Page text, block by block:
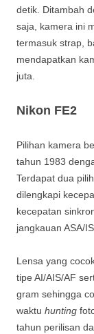
detik. Ditambah
saja, kamera ini
termasuk strap,
mendapatkan
juta.
Nikon FE2
Pilihan kamera
tahun 1983
Terdapat dua
dilengkapi
kecepatan
jangkauan ASA/
Lensa yang
tipe AI/AIS/AF
gram sehingga
waktu hunting
tahun perilisan